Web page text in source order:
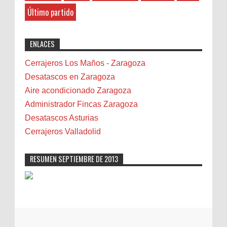
8-27-2025
"Great post! Resources like this are
professional solutions. Highly recommended!"
Belenes
Benalmádena
Bicicletas
Bilbao
Biota
Camareta
Cáncer
Carmela Sauras
Carnavales
Castellón
Cerrajeros
Último partido
ENLACES
Cerrajeros Los Maños - Zaragoza
Desatascos en Zaragoza
Aire acondicionado Zaragoza
Administrador Fincas Zaragoza
Desatascos Asturias
Cerrajeros Valladolid
RESUMEN SEPTIEMBRE DE 2013